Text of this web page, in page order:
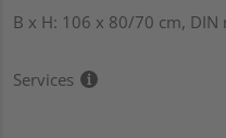
B x H: 106 x 80/70 cm, DIN
Services